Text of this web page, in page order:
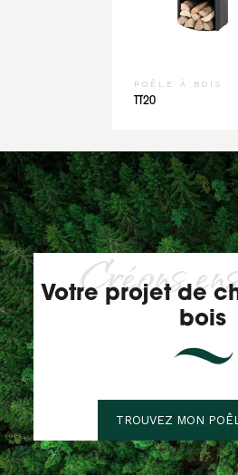
POÊLE À BOIS
TT20
Créons
Votre projet de
bois
TROUVEZ MON